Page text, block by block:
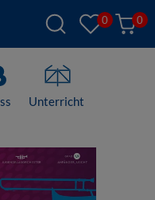
0 0
Unterricht